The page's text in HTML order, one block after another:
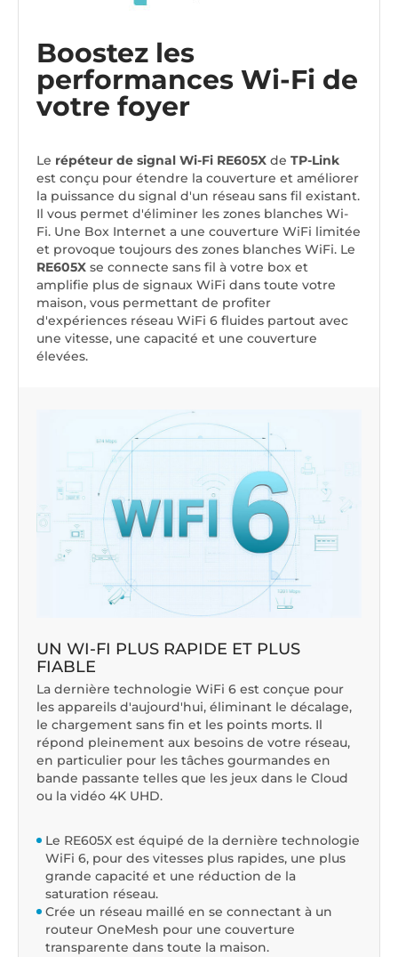
Boostez les
performances Wi-Fi de
votre foyer
Le répéteur de signal Wi-Fi RE605X de TP-Link
est conçu pour étendre la couverture et améliorer
la puissance du signal d'un réseau sans fil existant.
Il vous permet d'éliminer les zones blanches Wi-
Fi. Une Box Internet a une couverture WiFi limitée
et provoque toujours des zones blanches WiFi. Le
RE605X se connecte sans fil à votre box et
amplifie plus de signaux WiFi dans toute votre
maison, vous permettant de profiter
d'expériences réseau WiFi 6 fluides partout avec
une vitesse, une capacité et une couverture
élevées.
UN WI-FI PLUS RAPIDE ET PLUS
FIABLE
La dernière technologie WiFi 6 est conçue pour
les appareils d'aujourd'hui, éliminant le décalage,
le chargement sans fin et les points morts. Il
répond pleinement aux besoins de votre réseau,
en particulier pour les tâches gourmandes en
bande passante telles que les jeux dans le Cloud
ou la vidéo 4K UHD.
Le RE605X est équipé de la dernière technologie
WiFi 6, pour des vitesses plus rapides, une plus
grande capacité et une réduction de la
saturation réseau.
Crée un réseau maillé en se connectant à un
routeur OneMesh pour une couverture
transparente dans toute la maison.